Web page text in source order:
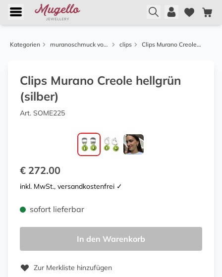
Kategorien muranoschmuck von menard clips Clips Murano Creole hellgrün (silber)
Clips Murano Creole hellgrün
(silber)
Art. SOME225
€ 272.00
inkl. MwSt., versandkostenfrei ✓
sofort lieferbar
In den Warenkorb
Zur Merkliste hinzufügen